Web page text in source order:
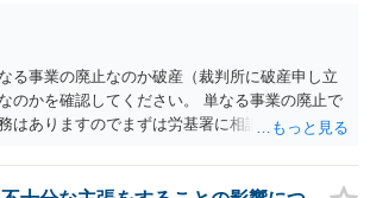
る事業の廃止なのか破産（裁判所に破産申し立
のかを確認してください。 単なる事業の廃止で
はありますのでまずは労基署に相談してくださ
）賃金などの労働債権は他の債務より優先して
支払までにかなり時間がかかるでしょう。 さら